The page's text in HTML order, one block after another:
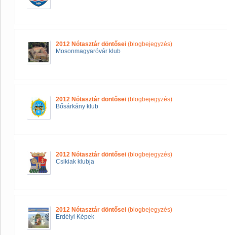
2012 Nótasztár döntősei (blogbejegyzés)
Mosonmagyaróvár klub
2012 Nótasztár döntősei (blogbejegyzés)
Bősárkány klub
2012 Nótasztár döntősei (blogbejegyzés)
Csikiak klubja
2012 Nótasztár döntősei (blogbejegyzés)
Erdélyi Képek